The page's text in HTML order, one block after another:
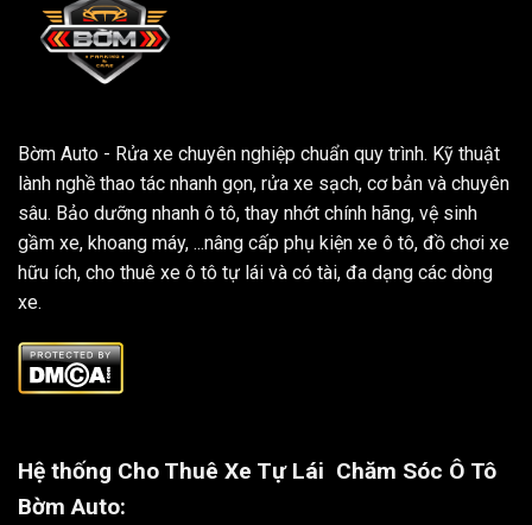
Bờm Auto - Rửa xe chuyên nghiệp chuẩn quy trình. Kỹ thuật
lành nghề thao tác nhanh gọn, rửa xe sạch, cơ bản và chuyên
sâu. Bảo dưỡng nhanh ô tô, thay nhớt chính hãng, vệ sinh
gầm xe, khoang máy, ...nâng cấp phụ kiện xe ô tô, đồ chơi xe
hữu ích, cho thuê xe ô tô tự lái và có tài, đa dạng các dòng
xe.
Hệ thống Cho Thuê Xe Tự Lái Chăm Sóc Ô Tô
Bờm Auto: